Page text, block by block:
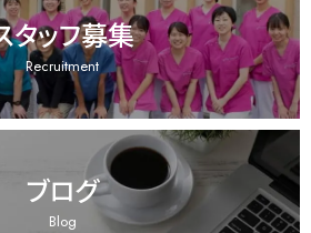
タッフ募集
Recruitment
ブログ
Blog